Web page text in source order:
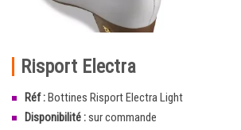
Risport Electra
Réf :Bottines Risport Electra Light
Disponibilité :sur commande